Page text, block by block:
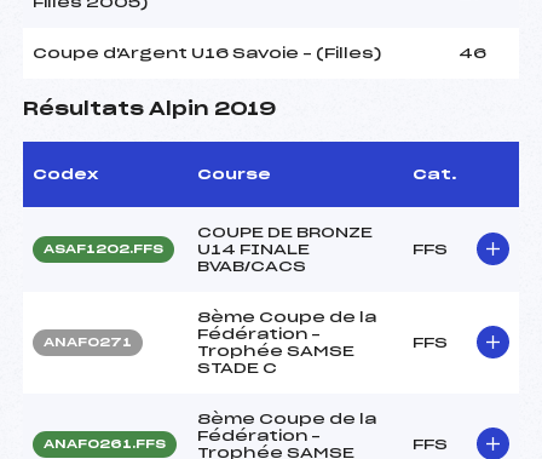
Coupe d'Argent U16 Savoie – (Filles) 46
Résultats Alpin 2019
Codex Course Cat.
ASAF1202.FFS
COUPE DE BRONZE
U14 FINALE
BVAB/CACS
FFS
ANAF0271
8ème Coupe de la
Fédération –
Trophée SAMSE
STADE C
FFS
ANAF0261.FFS
8ème Coupe de la
Fédération –
Trophée SAMSE
FFS